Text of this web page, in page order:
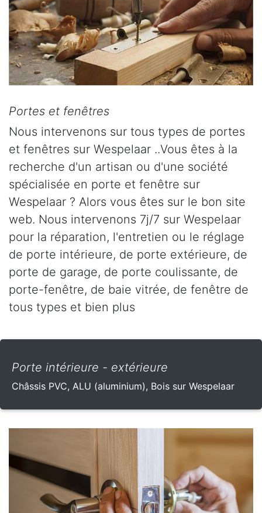
Portes et fenêtres
Nous intervenons sur tous types de portes
et fenêtres sur Wespelaar ..Vous êtes à la
recherche d'un artisan ou d'une société
spécialisée en porte et fenêtre sur
Wespelaar ? Alors vous êtes sur le bon site
web. Nous intervenons 7j/7 sur Wespelaar
pour la réparation, l'entretien ou le réglage
de porte intérieure, de porte extérieure, de
porte de garage, de porte coulissante, de
porte-fenêtre, de baie vitrée, de fenêtre de
tous types et bien plus
Porte intérieure - extérieure
Châssis PVC, ALU (aluminium), Bois sur Wespelaar